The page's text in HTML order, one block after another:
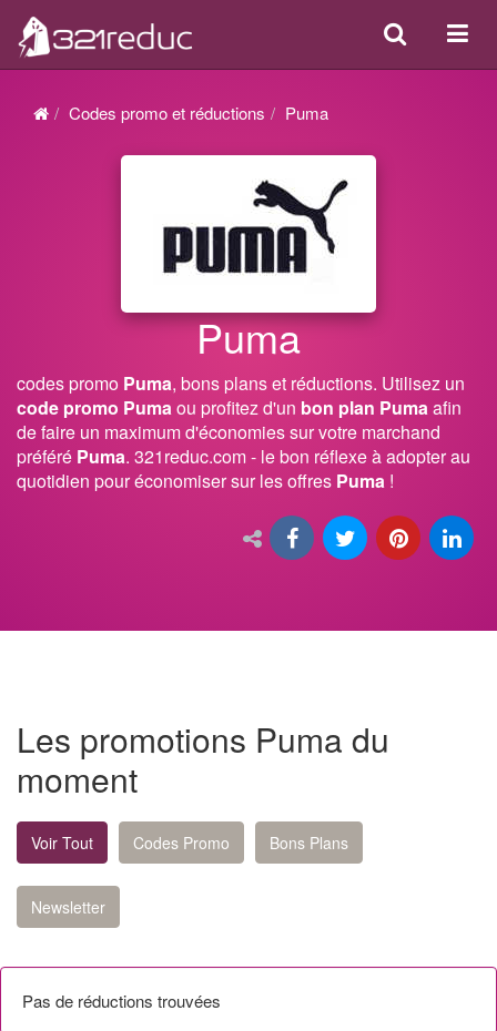
ou
Search
Codes promo et réductions Puma
Puma
codes promo Puma, bons plans et réductions. Utilisez un
code promo Pumaou profitez d'un bon plan Pumaafin
de faire un maximum d'économies sur votre marchand
préféré Puma. 321reduc.com - le bon réflexe à adopter au
quotidien pour économiser sur les offres Puma !
Les promotions Puma du
moment
Voir Tout Codes Promo Bons Plans
Newsletter
Pas de réductions trouvées